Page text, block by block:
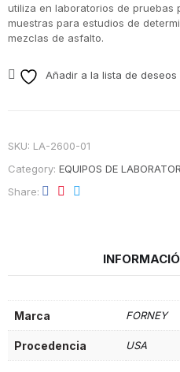
utiliza en laboratorios de pruebas
muestras para estudios de
mezclas de asfalto.
Añadir a la lista de deseos
SKU: LA-2600-01
Category: EQUIPOS DE
Share
Marca FORNEY
Procedencia USA